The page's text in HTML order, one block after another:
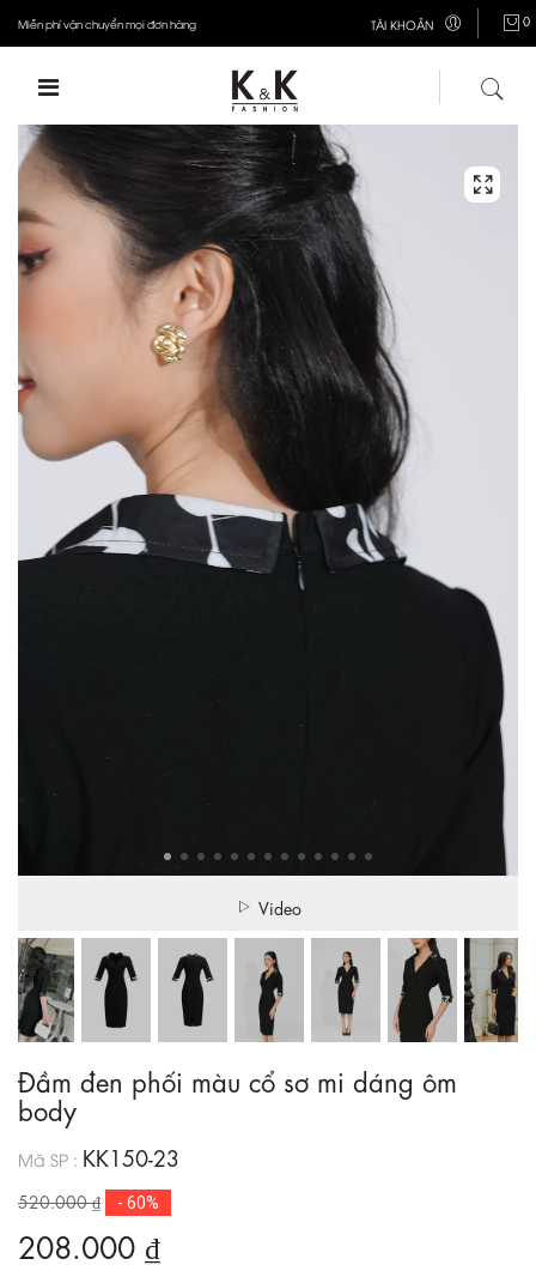
Miễn phí vận chuyển mọi đơn hàng TÀI KHOẢN 0
Video
Đầm đen phối màu cổ sơ mi dáng ôm
body
Mã SP : KK150-23
520.000 ₫ - 60%
208.000 ₫